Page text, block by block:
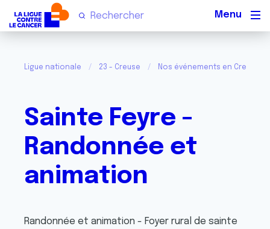
Ligue nationale 23 - Creuse Nos événements en Creuse
Sainte Feyre -
Randonnée et
animation
Randonnée et animation - Foyer rural de sainte